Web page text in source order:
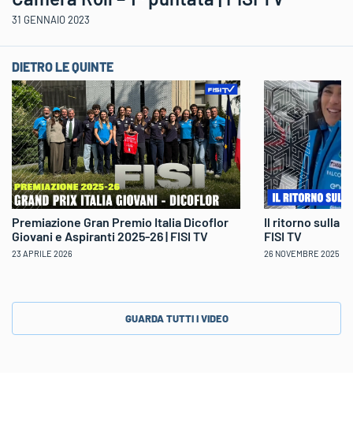
31 GENNAIO 2023
DIETRO LE QUINTE
Premiazione Gran Premio Italia Dicoflor
Giovani e Aspiranti 2025-26 | FISI TV
23 APRILE 2026
Il ritorno sulla
FISI TV
26 NOVEMBRE 2025
GUARDA TUTTI I VIDEO